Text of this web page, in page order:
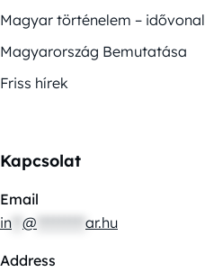
Magyar történelem – idővonal
Magyarország Bemutatása
Friss hírek
Kapcsolat
Email
in @ ar.hu
Address